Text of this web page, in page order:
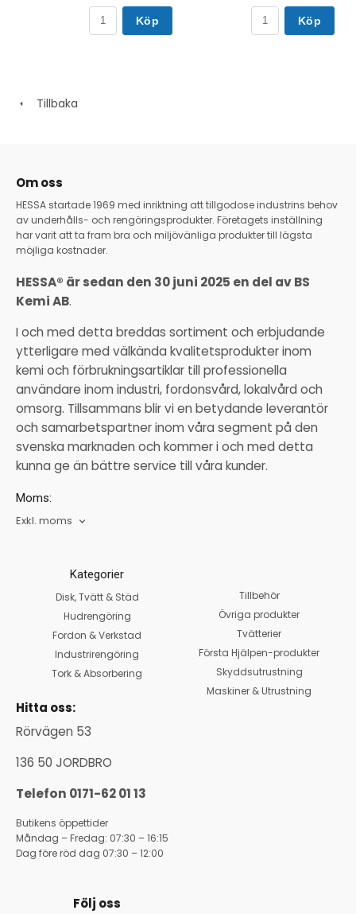
Köp Köp
Tillbaka
Om oss
HESSA startade 1969 med inriktning att tillgodose industrins behov
av underhålls- och rengöringsprodukter. Företagets inställning
har varit att ta fram bra och miljövänliga produkter till lägsta
möjliga kostnader.
HESSA® är sedan den 30 juni 2025 en del av BS
Kemi AB.
I och med detta breddas sortiment och erbjudande
ytterligare med välkända kvalitetsprodukter inom
kemi och förbrukningsartiklar till professionella
användare inom industri, fordonsvård, lokalvård och
omsorg. Tillsammans blir vi en betydande leverantör
och samarbetspartner inom våra segment på den
svenska marknaden och kommer i och med detta
kunna ge än bättre service till våra kunder.
Moms:
Exkl. moms
Kategorier
Disk, Tvätt & Städ
Hudrengöring
Fordon & Verkstad
Industrirengöring
Tork & Absorbering
Hitta oss:
Rörvägen 53
136 50 JORDBRO
Telefon 0171-62 01 13
Butikens öppettider
Måndag – Fredag: 07:30 – 16:15
Dag före röd dag 07:30 – 12:00
Tillbehör
Övriga produkter
Tvätterier
Första Hjälpen-produkter
Skyddsutrustning
Maskiner & Utrustning
Följ oss